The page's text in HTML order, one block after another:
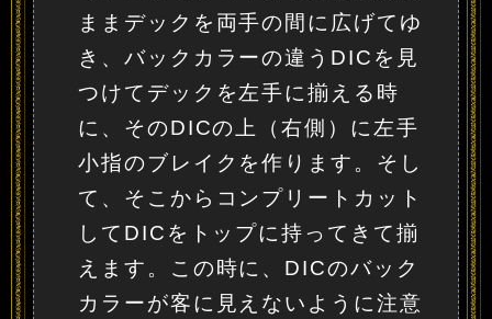
ままデックを両手の間に広げてゆ
き、バックカラーの違うDICを見
つけてデックを左手に揃える時
に、そのDICの上（右側）に左手
小指のブレイクを作ります。そし
て、そこからコンプリートカット
してDICをトップに持ってきて揃
えます。この時に、DICのバック
カラーが客に見えないように注意